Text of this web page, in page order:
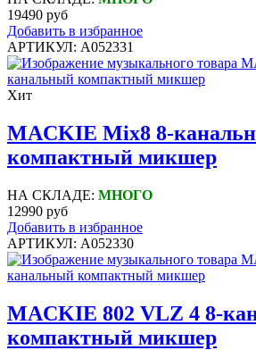
19490 руб
Добавить в избранное
АРТИКУЛ: A052331
Хит
MACKIE Mix8 8-
компактный микшер
НА СКЛАДЕ: МНОГО
12990 руб
Добавить в избранное
АРТИКУЛ: A052330
MACKIE 802 VLZ 4 8-
компактный микшер